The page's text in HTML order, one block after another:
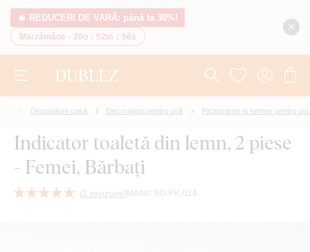
🔥 REDUCERI DE VARĂ: până la 30%!
Mai rămâne - 20o : 52m : 55s
Decorațiuni casă Decorațiuni pentru ușă Pictograme și semne pentru uși.
Indicator toaletă din lemn, 2 piese
- Femei, Bărbați
( 1 revizuire) Model: BD-PK-014